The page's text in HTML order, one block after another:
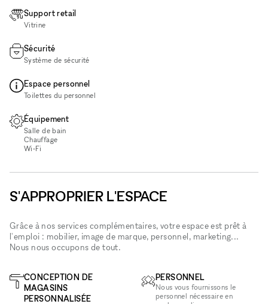
Support retail
Vitrine
Sécurité
Système de sécurité
Espace personnel
Toilettes du personnel
Équipement
Salle de bain
Chauffage
Wi‑Fi
S'APPROPRIER L'ESPACE
Grâce à nos services complémentaires, votre espace est prêt à
l'emploi : mobilier, image de marque, personnel, marketing...
Nous nous occupons de tout.
CONCEPTION DE
MAGASINS
PERSONNALISÉE
PERSONNEL
Nous vous fournissons le
personnel nécessaire en